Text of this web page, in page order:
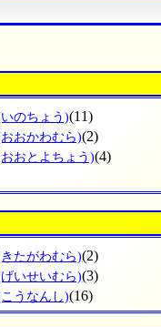
のちょう)(11)
おかわむら)(2)
おとよちょう)(4)
たがわむら)(2)
いせいむら)(3)
うなんし)(16)